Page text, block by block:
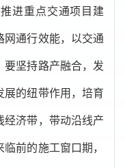
进重点交通项目建
网通行效能，以交通
要坚持路产融合，发
展的纽带作用，培育
经济带，带动沿线产
前的施工窗口期，